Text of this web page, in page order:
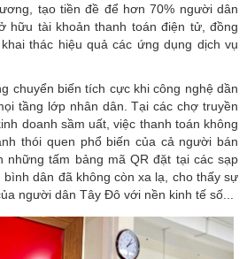
tạo tiền đề để hơn 70% người dân
hữu tài khoản thanh toán điện tử, đồng
thác hiệu quả các ứng dụng dịch vụ
chuyển biến tích cực khi công nghệ dần
tầng lớp nhân dân. Tại các chợ truyền
doanh sầm uất, việc thanh toán không
thói quen phổ biến của cả người bán
những tấm bảng mã QR đặt tại các sạp
dân đã không còn xa lạ, cho thấy sự
người dân Tây Đô với nền kinh tế số...